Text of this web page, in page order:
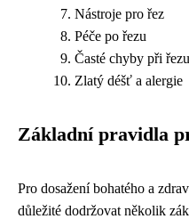
Nástroje pro řez
Péče po řezu
Časté chyby při řezu
Zlatý déšť a alergie
Základní pravidla
Pro dosažení bohatého a
důležité dodržovat několik